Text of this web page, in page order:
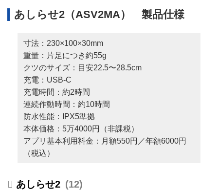
あしらせ2（ASV2MA） 製品仕様
寸法：230×100×30mm
重量：片足につき約55g
クツのサイズ：目安22.5〜28.5cm
充電：USB-C
充電時間：約2時間
連続作動時間：約10時間
防水性能：IPX5準拠
本体価格：5万4000円（非課税）
アプリ基本利用料金：月額550円／年額6000円
（税込）
あしらせ2 12